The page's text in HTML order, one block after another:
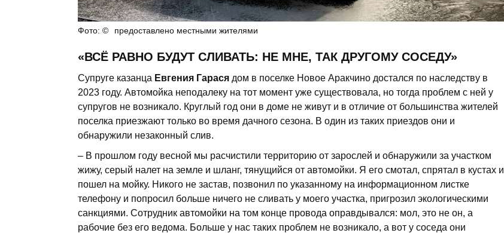
предоставлено местными жителями
«ВСЁ РАВНО БУДУТ СЛИВАТЬ: НЕ МНЕ, ТАК ДРУГОМУ СОСЕДУ»
Супруге казанца Евгения Гарася дом в поселке Новое Аракчино достался по наследству в
2023 году. Автомойка неподалеку на тот момент уже существовала, но тогда проблем с ней у
супругов не возникало. Круглый год они в доме не живут и в отличие от большинства жителей
поселка приезжают только во время дачного сезона. В один из таких приездов они и
обнаружили незаконный слив.
– В прошлом году весной мы расчистили территорию от зарослей и обнаружили за участком
жижу, серый налет на земле и шланг, тянущийся от автомойки. Я его смотал, спрятал в кустах и
пошел на мойку. Никого не застав, позвонил по указанному на информационном листке
телефону и попросил больше ничего не сливать у моего участка, пригрозил экологическими
санкциями. Сотрудник автомойки на том конце провода оправдывался: мол, это не он, а
рабочие без его ведома. Больше у нас таких проблем не возникало, а вот у соседа они